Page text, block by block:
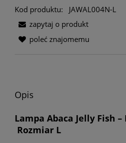
Kod produktu:
JAWAL004N-L
zapytaj o produkt
poleć znajomemu
Opis
Lampa Abaca Jelly Fish
Rozmiar L